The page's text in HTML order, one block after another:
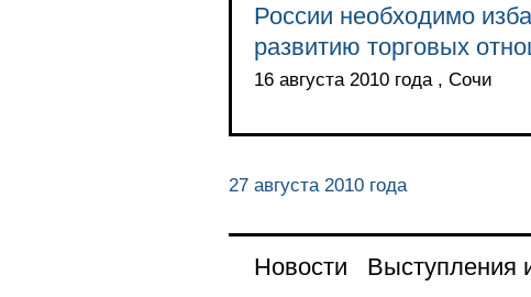
России необходимо
развитию торговых
16 августа 2010 года , Сочи
27 августа 2010 года
Новости Выступления